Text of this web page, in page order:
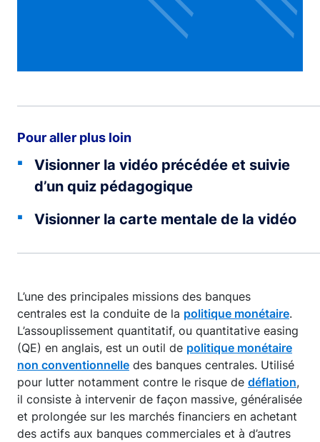
Pour aller plus loin
Visionner la vidéo précédée et suivie
d’un quiz pédagogique
Visionner la carte mentale de la vidéo
L’une des principales missions des banques
centrales est la conduite de la politique monétaire.
L’assouplissement quantitatif, ou quantitative easing
(QE) en anglais, est un outil de politique monétaire
non conventionnelle des banques centrales. Utilisé
pour lutter notamment contre le risque de déflation,
il consiste à intervenir de façon massive, généralisée
et prolongée sur les marchés financiers en achetant
des actifs aux banques commerciales et à d’autres